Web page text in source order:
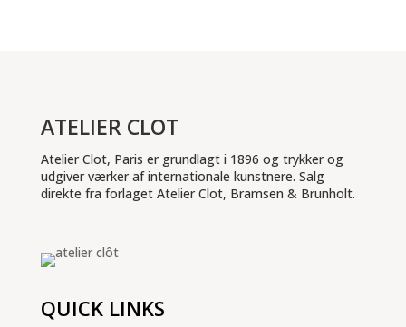
ATELIER CLOT
Atelier Clot, Paris er grundlagt i 1896 og trykker og
udgiver værker af internationale kunstnere. Salg
direkte fra forlaget Atelier Clot, Bramsen & Brunholt.
QUICK LINKS